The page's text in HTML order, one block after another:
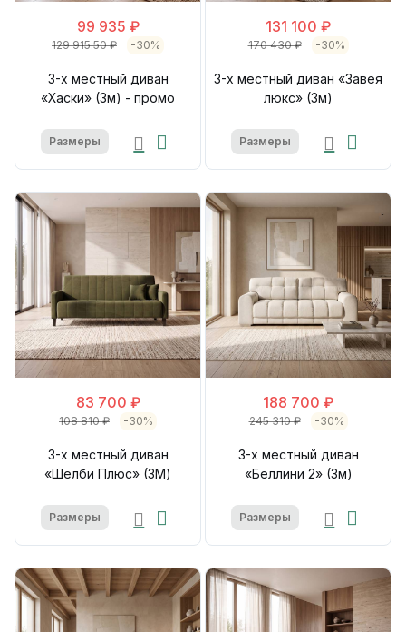
99 935 ₽
129 915.50 ₽ -30%
3-х местный диван
«Хаски» (3м) - промо
Размеры
131 100 ₽
170 430 ₽ -30%
3-х местный диван «Завея
люкс» (3м)
Размеры
83 700 ₽
108 810 ₽ -30%
3-х местный диван
«Шелби Плюс» (3М)
Размеры
188 700 ₽
245 310 ₽ -30%
3-х местный диван
«Беллини 2» (3м)
Размеры